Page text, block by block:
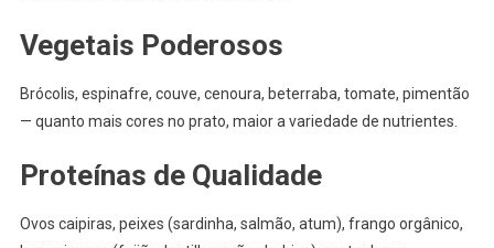
Vegetais Poderosos
Brócolis, espinafre, couve, cenoura, beterraba, tomate, pimentão
— quanto mais cores no prato, maior a variedade de nutrientes.
Proteínas de Qualidade
Ovos caipiras, peixes (sardinha, salmão, atum), frango orgânico,